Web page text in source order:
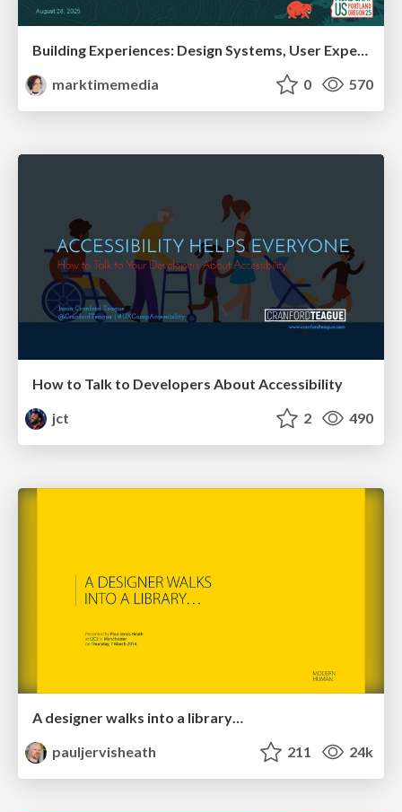
marktimemedia
0 570
How to Talk to Developers About Accessibility
jct
2 490
A designer walks into a library…
pauljervisheath
211 24k